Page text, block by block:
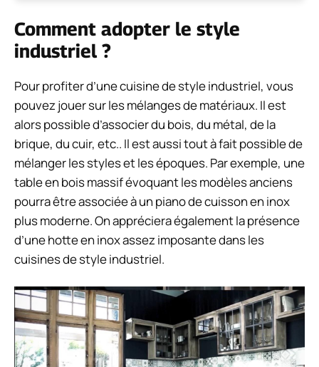
Comment adopter le style
industriel ?
Pour profiter d’une cuisine de style industriel, vous
pouvez jouer sur les mélanges de matériaux. Il est
alors possible d’associer du bois, du métal, de la
brique, du cuir, etc.. Il est aussi tout à fait possible de
mélanger les styles et les époques. Par exemple, une
table en bois massif évoquant les modèles anciens
pourra être associée à un piano de cuisson en inox
plus moderne. On appréciera également la présence
d’une hotte en inox assez imposante dans les
cuisines de style industriel.